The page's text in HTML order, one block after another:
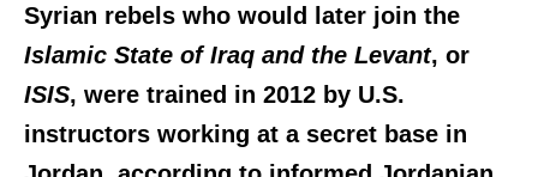
Syrian rebels who would later join the
Islamic State of Iraq and the Levant, or
ISIS, were trained in 2012 by U.S.
instructors working at a secret base in